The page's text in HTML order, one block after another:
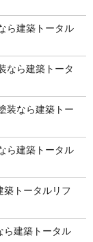
ら建築トータル
なら建築トータ
装なら建築トー
ら建築トータル
築トータルリフ
ら建築トータル